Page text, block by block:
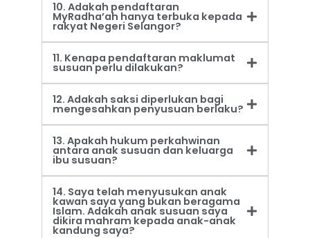
10. Adakah pendaftaran
MyRadha’ah hanya terbuka kepada
rakyat Negeri Selangor?
11. Kenapa pendaftaran maklumat
susuan perlu dilakukan?
12. Adakah saksi diperlukan bagi
mengesahkan penyusuan berlaku?
13. Apakah hukum perkahwinan
antara anak susuan dan keluarga
ibu susuan?
14. Saya telah menyusukan anak
kawan saya yang bukan beragama
Islam. Adakah anak susuan saya
dikira mahram kepada anak-anak
kandung saya?